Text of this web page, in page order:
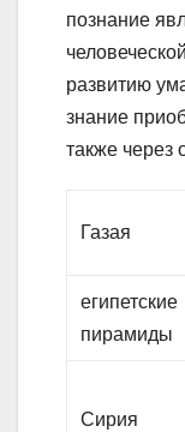
познание
развитию
знание
также через
Газая
египетские
пирамиды
Сирия